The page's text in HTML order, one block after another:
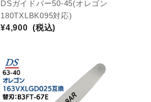
DSガイドバー50-45(オレゴン
180TXLBK095対応)
¥4,900 (税込)